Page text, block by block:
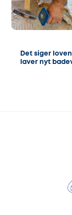
Det siger
laver nyt